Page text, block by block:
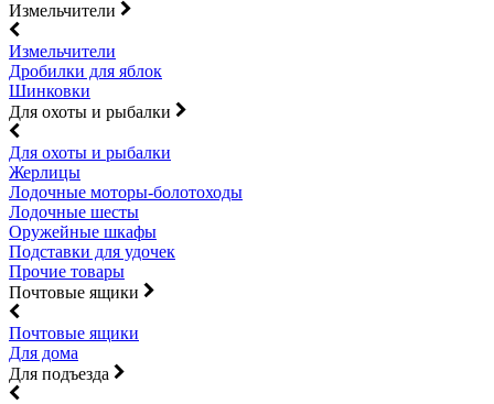
Измельчители
Измельчители
Дробилки для яблок
Шинковки
Для охоты и рыбалки
Для охоты и рыбалки
Жерлицы
Лодочные моторы-болотоходы
Лодочные шесты
Оружейные шкафы
Подставки для удочек
Прочие товары
Почтовые ящики
Почтовые ящики
Для дома
Для подъезда